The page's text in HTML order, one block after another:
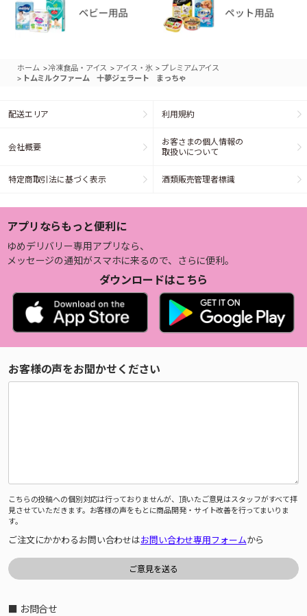
ホーム >冷凍食品・アイス > アイス・氷 > プレミアムアイス
> トムミルクファーム 十夢ジェラート まっちゃ
配送エリア 利用規約
会社概要
お客さまの個人情報の
取扱いについて
特定商取引法に基づく表示 酒類販売管理者標識
アプリならもっと便利に
ゆめデリバリー専用アプリなら、
メッセージの通知がスマホに来るので、さらに便利。
ダウンロードはこちら
お客様の声をお聞かせください
こちらの投稿への個別対応は行っておりませんが、頂いたご意見はスタッフがすべて拝
見させていただきます。お客様の声をもとに商品開発・サイト改善を行ってまいりま
す。
ご注文にかかわるお問い合わせはお問い合わせ専用フォームから
■ お問合せ